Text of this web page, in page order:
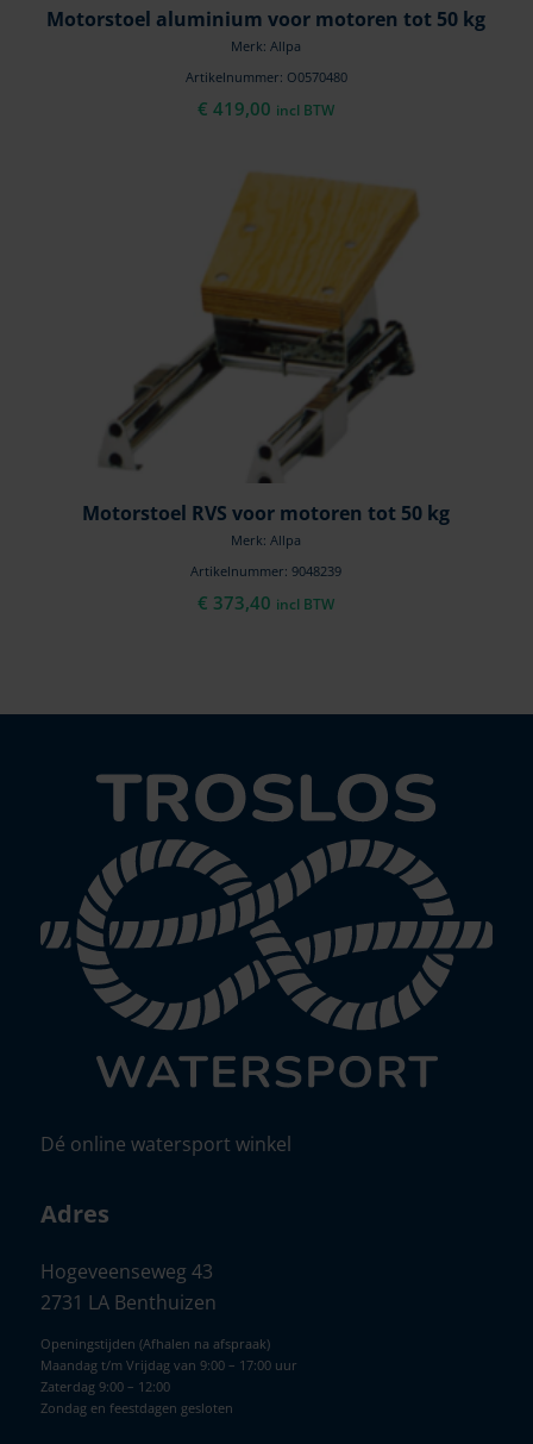
Motorstoel aluminium voor motoren tot 50 kg
Merk: Allpa
Artikelnummer: O0570480
€ 419,00 incl BTW
Motorstoel RVS voor motoren tot 50 kg
Merk: Allpa
Artikelnummer: 9048239
€ 373,40 incl BTW
Dé online watersport winkel
Adres
Hogeveenseweg 43
2731 LA Benthuizen
Openingstijden (Afhalen na afspraak)
Maandag t/m Vrijdag van 9:00 – 17:00 uur
Zaterdag 9:00 – 12:00
Zondag en feestdagen gesloten